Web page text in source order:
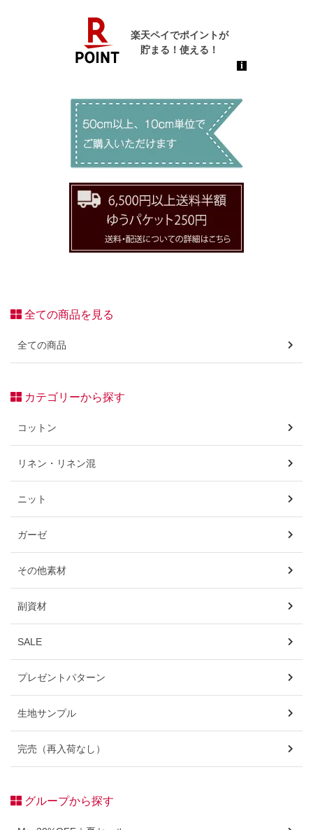
全ての商品を見る
全ての商品
カテゴリーから探す
コットン
リネン・リネン混
ニット
ガーゼ
その他素材
副資材
SALE
プレゼントパターン
生地サンプル
完売（再入荷なし）
グループから探す